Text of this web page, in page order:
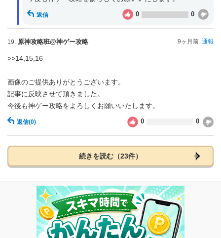
返信 0 0
19. 原神攻略班@神ゲー攻略 9ヶ月前 通報
>>14,15,16
画像のご提供ありがとうございます。
記事に反映させて頂きました。
今後も神ゲー攻略をよろしくお願いいたします。
返信(0) 0 0
続きを読む（23件）